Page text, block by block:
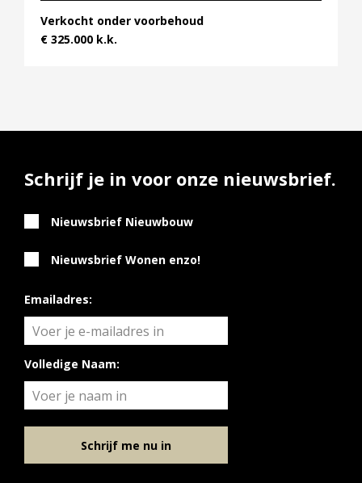
Verkocht onder voorbehoud
€ 325.000 k.k.
Schrijf je in voor onze nieuwsbrief.
Nieuwsbrief Nieuwbouw
Nieuwsbrief Wonen enzo!
Emailadres:
Volledige Naam:
Schrijf me nu in